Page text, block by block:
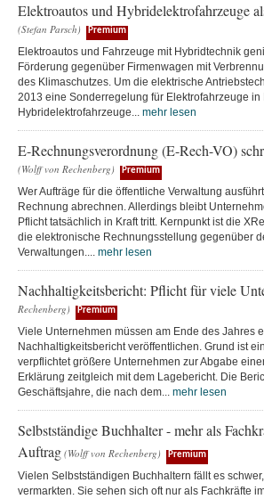
Elektroautos und Hybridelektrofahrzeuge
(Stefan Parsch) Premium
Elektroautos und Fahrzeuge mit Hybridtechnik
Förderung gegenüber Firmenwagen mit
des Klimaschutzes. Um die elektrische
2013 eine Sonderregelung für Elektrofahrzeuge in
Hybridelektrofahrzeuge... mehr lesen
E-Rechnungsverordnung (E-Rech-VO)
(Wolff von Rechenberg) Premium
Wer Aufträge für die öffentliche Verwaltung
Rechnung abrechnen. Allerdings bleibt
Pflicht tatsächlich in Kraft tritt. Kernpunkt ist die
die elektronische Rechnungsstellung gegenüber
Verwaltungen.... mehr lesen
Nachhaltigkeitsbericht: Pflicht für viele
Rechenberg)
Premium
Viele Unternehmen müssen am Ende des Jahres
Nachhaltigkeitsbericht veröffentlichen. Grund ist
verpflichtet größere Unternehmen zur Abgabe
Erklärung zeitgleich mit dem Lagebericht. Die
Geschäftsjahre, die nach dem... mehr lesen
Selbstständige Buchhalter - mehr als
Auftrag (Wolff von Rechenberg) Premium
Vielen Selbstständigen Buchhaltern fällt es
vermarkten. Sie sehen sich oft nur als Fachkräfte